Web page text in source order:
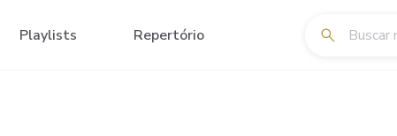
Playlists Repertório